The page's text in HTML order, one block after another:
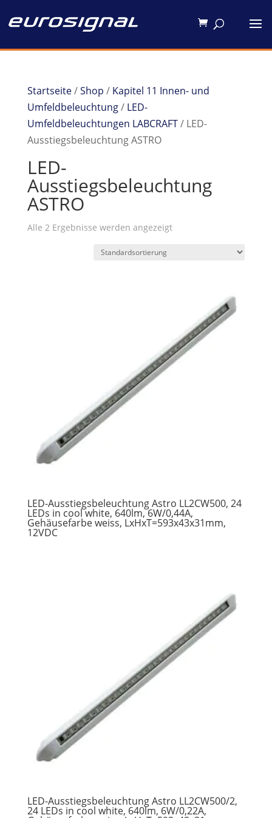
Startseite/Shop / Kapitel 11 Innen- und
Umfeldbeleuchtung/ LED-
Umfeldbeleuchtungen LABCRAFT/ LED-
Ausstiegsbeleuchtung ASTRO
LED-
Ausstiegsbeleuchtung
ASTRO
Alle 2 Ergebnisse werden angezeigt
LED-Ausstiegsbeleuchtung Astro LL2CW500, 24
LEDs in cool white, 640lm, 6W/0,44A,
Gehäusefarbe weiss, LxHxT=593x43x31mm,
12VDC
LED-Ausstiegsbeleuchtung Astro LL2CW500/2,
24 LEDs in cool white, 640lm, 6W/0,22A,